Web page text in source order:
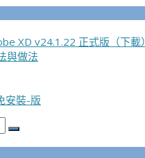
XD v24.1.22 正式版（下載）
與做法
安裝-版